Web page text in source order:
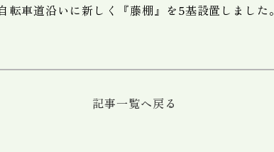
転車道沿いに新しく『藤棚』を5基設置しました。
記事一覧へ戻る